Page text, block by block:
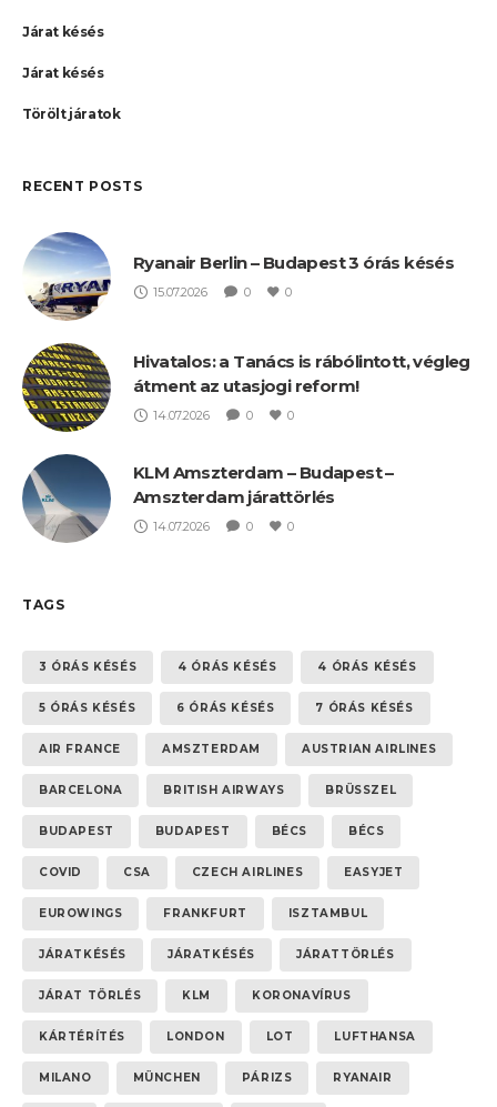
Járat késés
Járat késés
Törölt járatok
RECENT POSTS
Ryanair Berlin – Budapest 3 órás késés
15.07.2026 0 0
Hivatalos: a Tanács is rábólintott, végleg
átment az utasjogi reform!
14.07.2026 0 0
KLM Amszterdam – Budapest –
Amszterdam járattörlés
14.07.2026 0 0
TAGS
3 ÓRÁS KÉSÉS 4 ÓRÁS KÉSÉS 4 ÓRÁS KÉSÉS
5 ÓRÁS KÉSÉS 6 ÓRÁS KÉSÉS 7 ÓRÁS KÉSÉS
AIR FRANCE AMSZTERDAM AUSTRIAN AIRLINES
BARCELONA BRITISH AIRWAYS BRÜSSZEL
BUDAPEST BUDAPEST BÉCS BÉCS
COVID CSA CZECH AIRLINES EASYJET
EUROWINGS FRANKFURT ISZTAMBUL
JÁRATKÉSÉS JÁRATKÉSÉS JÁRATTÖRLÉS
JÁRAT TÖRLÉS KLM KORONAVÍRUS
KÁRTÉRÍTÉS LONDON LOT LUFTHANSA
MILANO MÜNCHEN PÁRIZS RYANAIR